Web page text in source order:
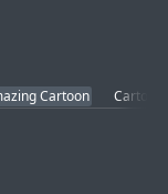
Cartoon Cartoon